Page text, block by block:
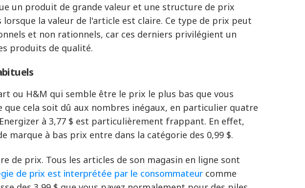
un produit de grande valeur et une structure de prix
la valeur de l'article est claire. Ce type de prix peut
et non rationnels, car ces derniers privilégient un
produits de qualité.
ou H&M qui semble être le prix le plus bas que vous
cela soit dû aux nombres inégaux, en particulier quatre
à 3,77 $ est particulièrement frappant. En effet,
marque à bas prix entre dans la catégorie des 0,99 $.
de prix. Tous les articles de son magasin en ligne sont
de prix est interprétée par le consommateur comme